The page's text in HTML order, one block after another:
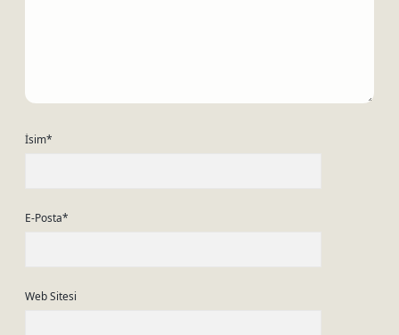
İsim*
E-Posta*
Web Sitesi